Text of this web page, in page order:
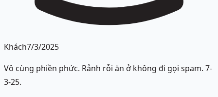
Khách7/3/2025
Vô cùng phiền phức. Rảnh rỗi ăn ở không đi gọi spam. 7-
3-25.